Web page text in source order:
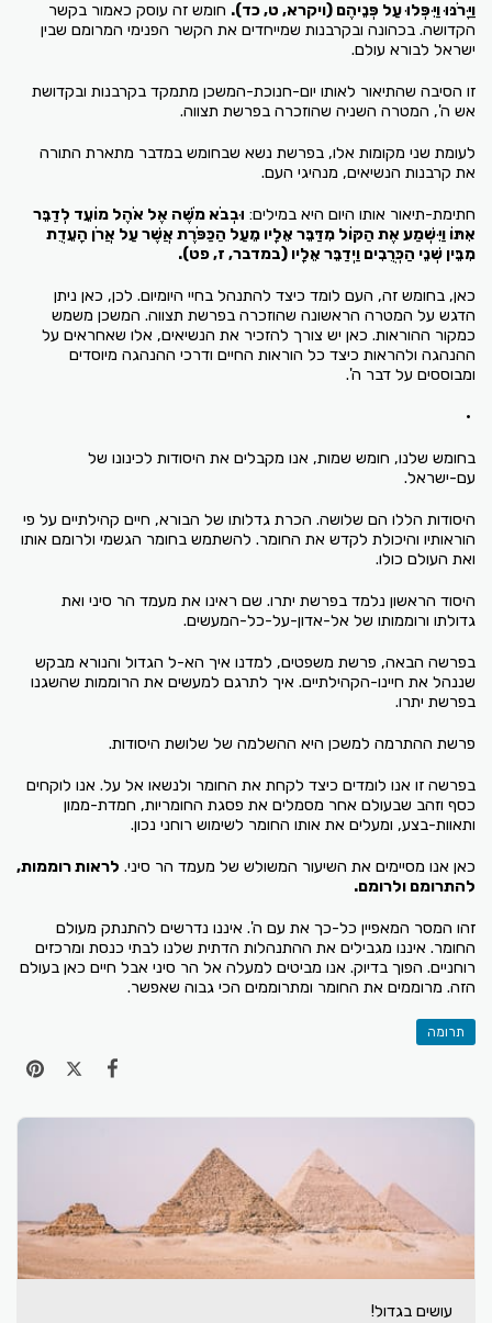
וַיָּרֹנּוּ וַיִּפְּלוּ עַל פְּנֵיהֶם (ויקרא, ט, כד). חומש זה עוסק כאמור בקשר
הקדושה. בכהונה ובקרבנות שמייחדים את הקשר הפנימי המרומם שבין
ישראל לבורא עולם.
זו הסיבה שהתיאור לאותו יום-חנוכת-המשכן מתמקד בקרבנות ובקדושת
אש ה', המטרה השניה שהוזכרה בפרשת תצווה.
לעומת שני מקומות אלו, בפרשת נשא שבחומש במדבר מתארת התורה
את קרבנות הנשיאים, מנהיגי העם.
חתימת-תיאור אותו היום היא במילים: וּבְבֹא מֹשֶׁה אֶל אֹהֶל מוֹעֵד לְדַבֵּר
אִתּוֹ וַיִּשְׁמַע אֶת הַקּוֹל מִדַּבֵּר אֵלָיו מֵעַל הַכַּפֹּרֶת אֲשֶׁר עַל אֲרֹן הָעֵדֻת
מִבֵּין שְׁנֵי הַכְּרֻבִים וַיְדַבֵּר אֵלָיו (במדבר, ז, פט).
כאן, בחומש זה, העם לומד כיצד להתנהל בחיי היומיום. לכן, כאן ניתן
הדגש על המטרה הראשונה שהוזכרה בפרשת תצווה. המשכן משמש
כמקור ההוראות. כאן יש צורך להזכיר את הנשיאים, אלו שאחראים על
ההנהגה ולהראות כיצד כל הוראות החיים ודרכי ההנהגה מיוסדים
ומבוססים על דבר ה'.
•
בחומש שלנו, חומש שמות, אנו מקבלים את היסודות לכינונו של
עם-ישראל.
היסודות הללו הם שלושה. הכרת גדלותו של הבורא, חיים קהילתיים על פי
הוראותיו והיכולת לקדש את החומר. להשתמש בחומר הגשמי ולרומם אותו
ואת העולם כולו.
היסוד הראשון נלמד בפרשת יתרו. שם ראינו את מעמד הר סיני ואת
גדולתו ורוממותו של אל-אדון-על-כל-המעשים.
בפרשה הבאה, פרשת משפטים, למדנו איך הא-ל הגדול והנורא מבקש
שננהל את חיינו-הקהילתיים. איך לתרגם למעשים את הרוממות שהשגנו
בפרשת יתרו.
פרשת ההתרמה למשכן היא ההשלמה של שלושת היסודות.
בפרשה זו אנו לומדים כיצד לקחת את החומר ולנשאו אל על. אנו לוקחים
כסף וזהב שבעולם אחר מסמלים את פסגת החומריות, חמדת-ממון
ותאוות-בצע, ומעלים את אותו החומר לשימוש רוחני נכון.
כאן אנו מסיימים את השיעור המשולש של מעמד הר סיני. לראות רוממות,
להתרומם ולרומם.
זהו המסר המאפיין כל-כך את עם ה'. איננו נדרשים להתנתק מעולם
החומר. איננו מגבילים את ההתנהלות הדתית שלנו לבתי כנסת ומרכזים
רוחניים. הפוך בדיוק. אנו מביטים למעלה אל הר סיני אבל חיים כאן בעולם
הזה. מרוממים את החומר ומתרוממים הכי גבוה שאפשר.
תרומה
עושים בגדול!